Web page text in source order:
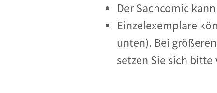
Der Sachcomic
Einzelexemplare
unten). Bei
setzen Sie sich